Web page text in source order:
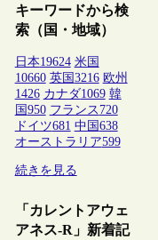
キーワードから検
索（国・地域）
日本19624 米国
10660 英国 3216 欧州
1426 カナダ1069 韓
国 950 フランス 720
ドイツ681 中国 638
オーストラリア599
続きを見る
「カレントアウェ
アネス-R」新着記